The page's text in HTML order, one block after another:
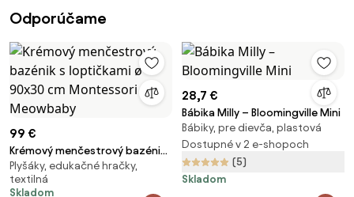
Odporúčame
99 €
Krémový menčestrový bazénik
s loptičkami ø 90x30 cm
Montessori – Meowbaby
Plyšáky, edukačné hračky,
textilná
Skladom
28,7 €
Bábika Milly – Bloomingville Mini
Bábiky, pre dievča, plastová
Dostupné v 2 e-shopoch
(5)
Skladom